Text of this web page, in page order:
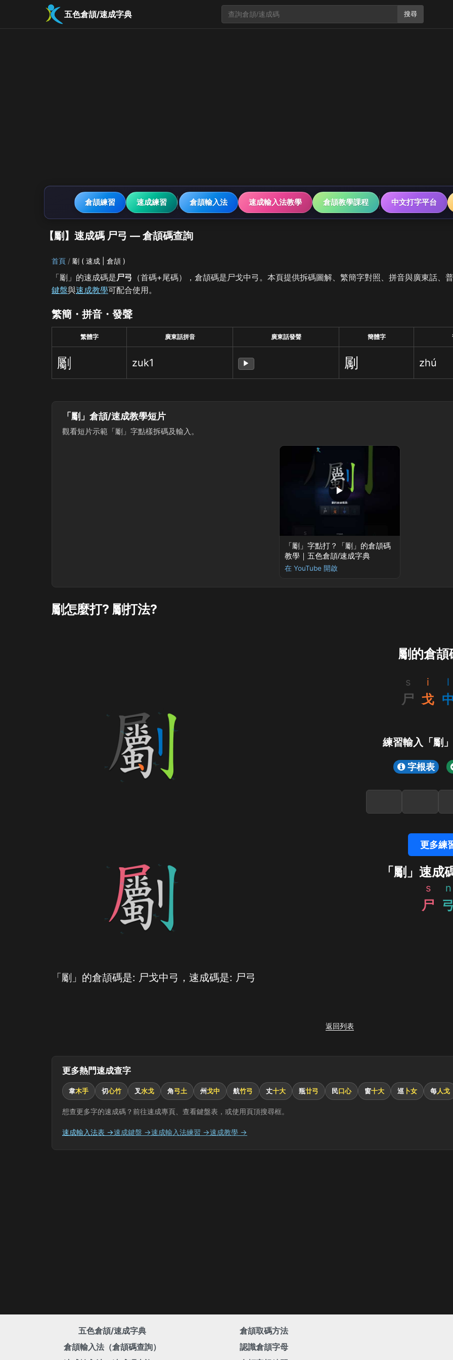
五色倉頡/速成字典 搜尋
倉頡練習 速成練習 倉頡輸入法 速成輸入法教學 倉頡教學課程 中文打字平台
【劚】速成碼 尸弓 — 倉頡碼查詢
首頁 劚 ( 速成 | 倉頡 )
「劚」的速成碼是尸弓 （首碼+尾碼），倉頡碼是尸戈中弓。本頁提供拆碼圖解、繁簡字對照、拼音與廣東話、
鍵盤與速成教學可配合使用。
繁簡・拼音・發聲
繁體字 廣東話拼音 廣東話發聲 簡體字
劚 zuk1 ▶ 㔉 zhú
「劚」倉頡/速成教學短片
觀看短片示範「劚」字點樣拆碼及輸入。
▶
「劚」字點打？「劚」的倉頡碼
教學｜五色倉頡/速成字典
在 YouTube 開啟
劚怎麼打? 劚打法?
劚的倉頡
s
尸
i
戈
l
練習輸入「劚
字根表
更多練
「劚」速成
s
尸
n
「劚」的倉頡碼是: 尸戈中弓，速成碼是: 尸弓
返回列表
更多熱門速成查字
韋木手 切心竹 叉水戈 角弓土 州戈中 航竹弓 丈十大 瓶廿弓 民口心 窗十大 巡 卜女 每人戈
想查更多字的速成碼？前往速成專頁、查看鍵盤表，或使用頁頂搜尋框。
速成輸入法表 →速成鍵盤 →速成輸入法練習 →速成教學 →
五色倉頡/速成字典
倉頡輸入法（倉頡碼查詢）
倉頡取碼方法
認識倉頡字母